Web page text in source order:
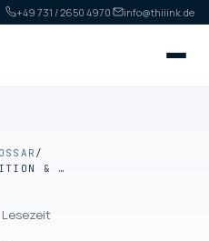
+49 731 / 2650 4970· info@thiiink.de
/
DATENMODELLIERUNG: DEFINITION & ERKLÄRUNG — GLOSSAR
Lesezeit